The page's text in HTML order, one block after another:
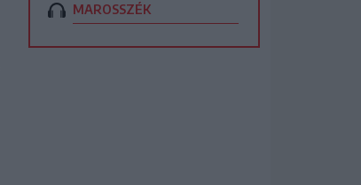
MAROSSZÉK